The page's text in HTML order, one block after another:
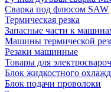
Сварка под флюсом SAW
Термическая резка
Запасные части к
Машины термической
Резаки машинные
Товары для
Блок жидкостного
Блок подачи проволоки